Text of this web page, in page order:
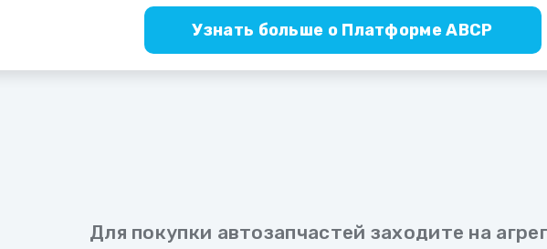
Узнать больше о Платформе ABCP
Для покупки автозапчастей заходите на